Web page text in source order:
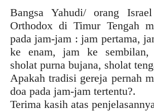
Bangsa Yahudi/ orang
Orthodox di Timur Tengah
pada jam-jam : jam pertama,
ke enam, jam ke sembilan,
sholat purna bujana, sholat
Apakah tradisi gereja pernah
doa pada jam-jam tertentu?.
Terima kasih atas